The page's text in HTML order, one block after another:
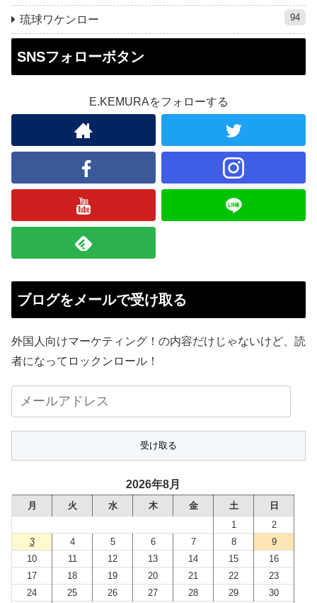
琉球ワケンロー 94
SNSフォローボタン
E.KEMURAをフォローする
ブログをメールで受け取る
外国人向けマーケティング！の内容だけじゃないけど、読
者になってロックンロール！
ー
ル
レ
ス
2026年8月
月 火 水 木 金 土 日
1
2
3
4 5 6 7 8
9
10
11 12 13 14 15
16
17
18 19 20 21 22
23
24
25 26 27 28 29
30